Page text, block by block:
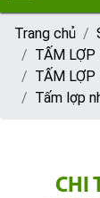
Trang chủ
TẤM LỢP
TẤM LỢP
Tấm lợp
CHI